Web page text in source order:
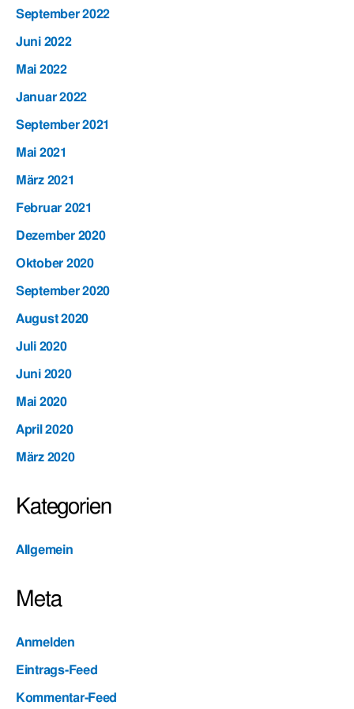
September 2022
Juni 2022
Mai 2022
Januar 2022
September 2021
Mai 2021
März 2021
Februar 2021
Dezember 2020
Oktober 2020
September 2020
August 2020
Juli 2020
Juni 2020
Mai 2020
April 2020
März 2020
Kategorien
Allgemein
Meta
Anmelden
Eintrags-Feed
Kommentar-Feed